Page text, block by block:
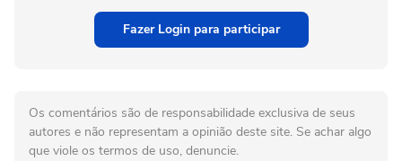
Fazer Login para participar
Os comentários são de responsabilidade exclusiva de seus
autores e não representam a opinião deste site. Se achar algo
que viole os termos de uso, denuncie.